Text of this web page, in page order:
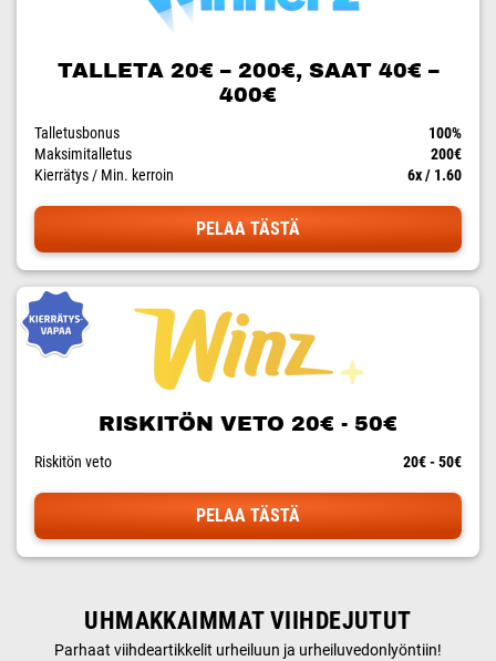
TALLETA 20€ – 200€, SAAT 40€ –
400€
Talletusbonus
100%
Maksimitalletus
200€
Kierrätys / Min. kerroin
6x / 1.60
PELAA TÄSTÄ
RISKITÖN VETO 20€ - 50€
Riskitön veto 20€ - 50€
PELAA TÄSTÄ
UHMAKKAIMMAT VIIHDEJUTUT
Parhaat viihdeartikkelit urheiluun ja urheiluvedonlyöntiin!